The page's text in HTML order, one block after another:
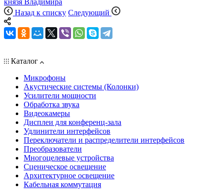
Назад к списку Следующий
Каталог
Микрофоны
Акустические системы (Колонки)
Усилители мощности
Обработка звука
Видеокамеры
Дисплеи для конференц-зала
Удлинители интерфейсов
Переключатели и распределители интерфейсов
Преобразователи
Многоцелевые устройства
Сценическое освещение
Архитектурное освещение
Кабельная коммутация